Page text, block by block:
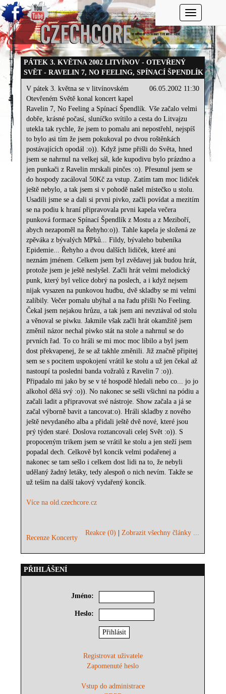
Toggle
PÁTEK 3. KVĚTNA 2002 LITVÍNOV - OTEVŘENÝ
SVĚT - RAVELIN 7, NO FEELING, SPÍNACÍ ŠPENDLÍK
06.05.2002 11:30
V pátek 3. května se v litvínovském
Otevřeném Světě konal koncert kapel
Ravelin 7, No Feeling a Spínací Špendlík. Vše začalo velmi
dobře, krásné počasí, sluníčko svítilo a cesta do Litvajzu
utekla tak rychle, že jsem to pomalu ani nepostřehl, nejspíš
to bylo asi tím že jsem pokukoval po dvou roštěnkách
postávajících opodál :o)). Když jsme přišli do Světa, hned
jsem se nahrnul na velkej sál, kde kupodivu bylo prázdno a
jen punkači z Ravelin mrskali pinčes :o). Přesunul jsem se
do hospody zacáloval 50Kč za vstup. Zatím tam moc lidiček
ještě nebylo, a tak jsem si v pohodě našel místečko u stolu.
Usadili jsme se a dali si prvni pivko, začli povídat a mezitím
se na podiu k hraní připravovala prvni kapela večera
punková formace Spínací Špendlík z Mostu a z Meziboří,
abych nezapoměl na Řehyho:o)). Tahle kapela je složená ze
zpěváka z bývalých MPků... Fildy, bývaleho bubeníka
Epidemie... Řehyho a dvou dalších lidiček, které ani
neznám jménem. Celkem jsem byl zvědavej jak budou hrát,
protože jsem je ještě neslyšel. Začli hrát velmi melodický
punk, který byl velice dobrý na poslech, a i když nejsem
nijak vysazen na punkovou hudbu, dvě skladby se mi velmi
zalíbily. Večer pomalu ubýhal a na řadu přišli No Feeling.
Čekal jsem nejakou hrůzu, a tak jsem ani nevztával od stolu
a věnoval se piwku. Jakmile však začli hrát okamžitě jsem
změnil názor nechal piwko stát na stole a nahrnul se do
prvních řad. To co hráli se mi moc moc líbilo a byl jsem
dost překvapenej, že se až takhle změnili. Již značně připitej
sem se s pocitem uspokojení vrátil ke stolu a už jen čekal až
nastoupí ta posledni banda vožralů z Ravelin 7 :o)).
Připadalo mi jako by se v té hospodě hledali nebo co... jo jo
alkohol dělá svý :o)). No nakonec se sešli všichni na pódiu a
začali ladit a připravovat své nástroje. Show začala a já se
začal výborně bavit a tancovat:o). Hráli skladby z nového
ještě nevydaného alba a přidali ještě dvě nové, které jsou
prý týden staré. Doslova roztancovali celej Svět :o)). S
propoceným trikem jsem se vrátil ke stolu a jen steží jsem
popadal dech. Celkově byl koncik velmi podařenej a
nakonec se tam sešlo i celkem dost lidi na to, že nebyli
udělaný žadný letáky, tedy alespoň o nich nevím. Takže se
už teším na další takový vydařený koncík.
Více na old.czechcore.cz
Recenze Koncerty
Reakce (0) |Zobrazit všechny články ...
PŘIHLÁŠENÍ
Jméno:
Heslo:
Registrovat uživatele
Zapomenuté heslo
Vstup do administrace